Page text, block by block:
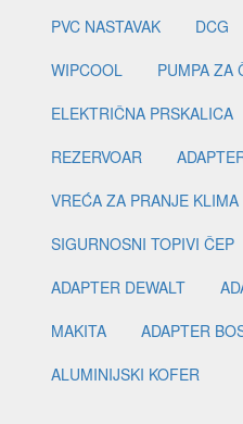
PVC NASTAVAK
DCG
WIPCOOL
PUMPA ZA
ELEKTRIČNA PRSKALICA
REZERVOAR
VREĆA ZA PRANJE KLIMA
SIGURNOSNI TOPIVI ČEP
ADAPTER DEWALT
MAKITA
ADAPTER
ALUMINIJSKI KOFER